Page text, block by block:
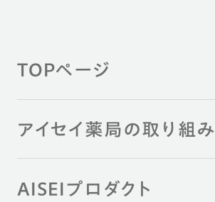
TOPページ
アイセイ薬局の取り組み
AISEIプロダクト